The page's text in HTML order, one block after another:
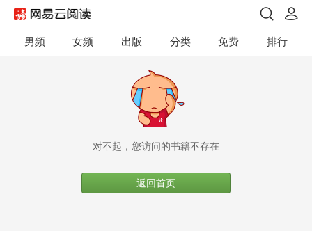
男频 女频 出版 分类 免费 排行
对不起，您访问的书籍不存在
返回首页